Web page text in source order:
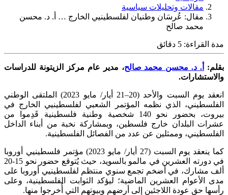
مقالات وتحليلات سياسية
مقال: عُرسَان وطنيان لفلسطينيي الخارج … أ. د. محسن
محمد صالح
مدة القراءة: 5 دقائق
بقلم: أ. د. محسن محمد صالح، مدير عام مركز الزيتونة للدراسات
والاستشارات.
انعقد يوم السبت والأحد (20–21 أيار/ مايو 2023) الملتقى الوطني
الفلسطيني، الذي نظمه المؤتمر الشعبي لفلسطينيي الخارج في
بيروت، بحضور نحو 140 شخصية وطنية فلسطينية قَدِموا من
عشرات البلدان خارج فلسطين، وبمشاركة نخبة من أبناء الداخل
الفلسطيني، وممثلين عن عدد من الفصائل الفلسطينية.
كما ينعقد يوم السبت (27 أيار/ مايو 2023) مؤتمر فلسطينيي أوروبا
في دورته العشرين في مالمو بالسويد، حيث يُتوقع حضور نحو 15-20
ألف مشارك، في أضخم تجمع سنوي منتظم لفلسطينيي أوروبا على
مدى الأعوام العشرين الماضية؛ ليؤكد الثوابت الفلسطينية، وعلى
رأسها حق عودة اللاجئين إلى أرضهم وبيوتهم التي أُخرجوا منها.